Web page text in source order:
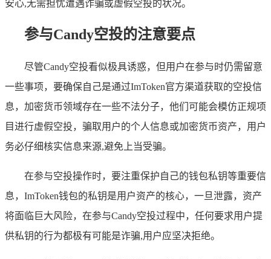
安心,无需担忧遭遇诈骗或虚假空投的状况。
参与Candy空投的注意要点
尽管Candy空投看似极具诱惑，但用户在参与时仍需留意
一些事项，要确保自己是通过ImToken官方渠道获取的空投信
息，加密货币领域存在一些不法分子，他们可能会模仿正规项
目进行虚假空投，骗取用户的个人信息或加密货币资产，用户
务必仔细核实信息来源,避免上当受骗。
在参与空投操作时，要注重保护自己的钱包私钥等重要信
息，ImToken钱包的私钥是用户资产的核心，一旦泄露，资产
将面临巨大风险，在参与Candy空投过程中，任何要求用户提
供私钥的行为都极有可能是诈骗,用户应坚决拒绝。